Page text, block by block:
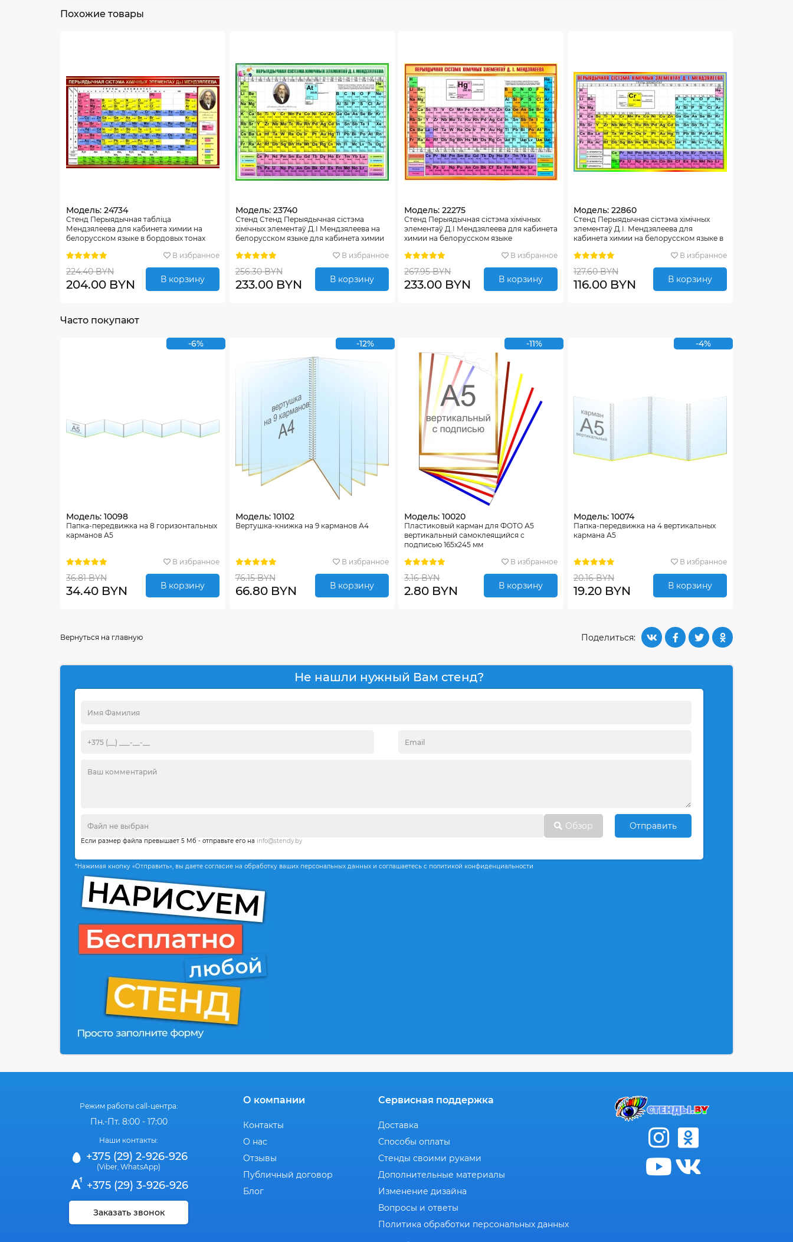
Похожие товары
Модель: 24734
Стенд Перыядычная таблiца
Мендзялеева для кабинета химии на
белорусском языке в бордовых тонах
В избранное
224.40 BYN
204.00 BYN В корзину
Модель: 23740
Стенд Стенд Перыядычная сiстэма
хiмiчных элементаў Д.I Мендзялеева на
белорусском языке для кабинета химии
В избранное
256.30 BYN
233.00 BYN В корзину
Модель: 22275
Стенд Перыядычная сiстэма хiмiчных
элементаў Д.I Мендзялеева для кабинета
химии на белорусском языке
В избранное
267.95 BYN
233.00 BYN В корзину
Модель: 22860
Стенд Перыядычная сiстэма хiмiчных
элементаў Д.I. Мендзялеева для
кабинета химии на белорусском языке в
В избранное
127.60 BYN
116.00 BYN В корзину
Часто покупают
-6%
Модель: 10098
Папка-передвижка на 8 горизонтальных
карманов А5
В избранное
36.81 BYN
34.40 BYN В корзину
-12%
Модель: 10102
Вертушка-книжка на 9 карманов А4
В избранное
76.15 BYN
66.80 BYN В корзину
-11%
Модель: 10020
Пластиковый карман для ФОТО А5
вертикальный самоклеящийся с
подписью 165х245 мм
В избранное
3.16 BYN
2.80 BYN В корзину
-4%
Модель: 10074
Папка-передвижка на 4 вертикальных
кармана А5
В избранное
20.16 BYN
19.20 BYN В корзину
Поделиться:
Вернуться на главную
Не нашли нужный Вам стенд?
Обзор Отправить
Если размер файла превышает 5 Мб - отправьте его на info@stendy.by
*Нажимая кнопку «Отправить», вы даете согласие на обработку ваших персональных данных и соглашаетесь с политикой конфиденциальности
Режим работы call-центра:
Пн.-Пт. 8:00 - 17:00
Наши контакты:
+375 (29) 2-926-926
(Viber, WhatsApp)
+375 (29) 3-926-926
Заказать звонок
О компании
Контакты
О нас
Отзывы
Публичный договор
Блог
Сервисная поддержка
Доставка
Способы оплаты
Стенды своими руками
Дополнительные материалы
Изменение дизайна
Вопросы и ответы
Политика обработки персональных данных